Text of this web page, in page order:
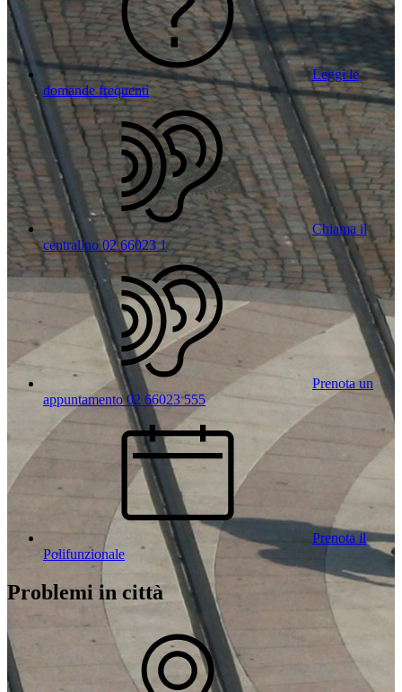
Leggi le
domande frequenti
Chiama il
centralino 02 66023 1
Prenota un
appuntamento 02 66023 555
Prenota il
Polifunzionale
Problemi in città